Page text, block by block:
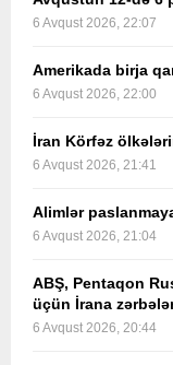
6 Avqust 2026, 22:07
Amerikada birja
6 Avqust 2026, 22:00
İran Körfəz
6 Avqust 2026, 21:41
Alimlər
6 Avqust 2026, 21:04
ABŞ, Pentaqon
üçün İrana
6 Avqust 2026, 20:44